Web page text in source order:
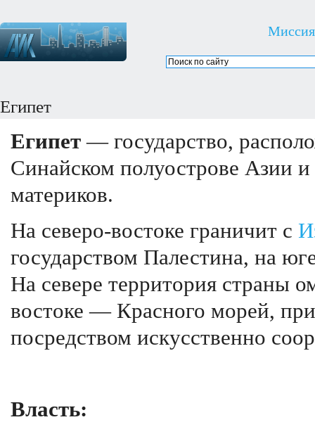
Миссия
Египет
Египет — государство,
Синайском полуострове Азии
материков.
На северо-востоке граничит с
государством Палестина, на
На севере территория страны
востоке — Красного морей,
посредством искусственно
Власть: